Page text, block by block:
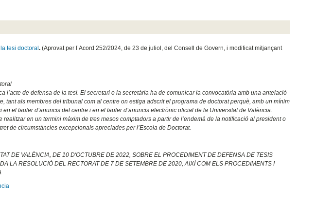
tesi doctoral. (Aprovat per l’Acord 252/2024, de 23 de juliol, del Consell de Govern, i modificat mitjançant
l’acte de defensa de la tesi. El secretari o la secretària ha de comunicar la convocatòria amb una antelació
tant als membres del tribunal com al centre on estiga adscrit el programa de doctorat perquè, amb un mínim
el tauler d’anuncis del centre i en el tauler d’anuncis electrònic oficial de la Universitat de València.
realitzar en un termini màxim de tres mesos comptadors a partir de l’endemà de la notificació al president o
de circumstàncies excepcionals apreciades per l’Escola de Doctorat.
DE VALÈNCIA, DE 10 D'OCTUBRE DE 2022, SOBRE EL PROCEDIMENT DE DEFENSA DE TESIS
LA RESOLUCIÓ DEL RECTORAT DE 7 DE SETEMBRE DE 2020, AIXÍ COM ELS PROCEDIMENTS I